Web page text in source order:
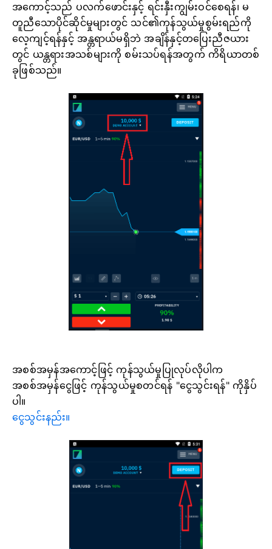
အကောင့်သည် ပလက်ဖောင်းနှင့် ရင်းနှီးကျွမ်းဝင်စေရန်၊ မ
တူညီသောပိုင်ဆိုင်မှုများတွင် သင်၏ကုန်သွယ်မှုစွမ်းရည်ကို
လေ့ကျင့်ရန်နှင့် အန္တရာယ်မရှိဘဲ အချိန်နှင့်တပြေးညီဇယား
တွင် ယန္တရားအသစ်များကို စမ်းသပ်ရန်အတွက် ကိရိယာတစ်
ခုဖြစ်သည်။
အစစ်အမှန်အကောင့်ဖြင့် ကုန်သွယ်မှုပြုလုပ်လိုပါက
အစစ်အမှန်ငွေဖြင့် ကုန်သွယ်မှုစတင်ရန် "ငွေသွင်းရန်" ကိုနှိပ်
ပါ။
ငွေသွင်းနည်း။